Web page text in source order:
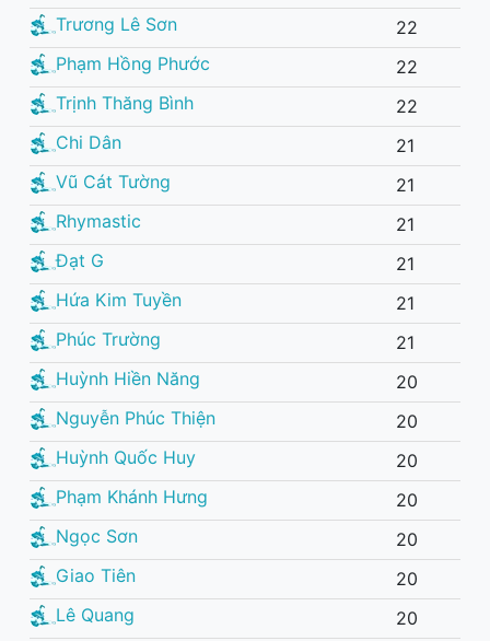
Trương Lê Sơn
22
Phạm Hồng Phước
22
Trịnh Thăng Bình
22
Chi Dân
21
Vũ Cát Tường
21
Rhymastic
21
Đạt G
21
Hứa Kim Tuyền
21
Phúc Trường
21
Huỳnh Hiền Năng
20
Nguyễn Phúc Thiện
20
Huỳnh Quốc Huy
20
Phạm Khánh Hưng
20
Ngọc Sơn
20
Giao Tiên
20
Lê Quang
20